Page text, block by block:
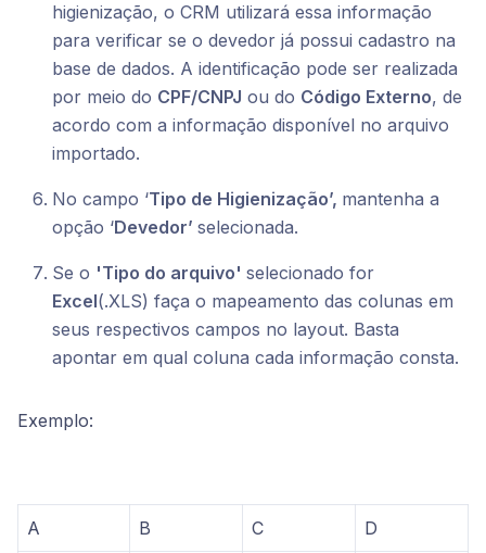
higienização, o CRM utilizará essa informação
para verificar se o devedor já possui cadastro na
base de dados. A identificação pode ser realizada
por meio do CPF/CNPJ ou do Código Externo, de
acordo com a informação disponível no arquivo
importado.
No campo ‘Tipo de Higienização’, mantenha a
opção ‘Devedor’ selecionada.
Se o 'Tipo do arquivo' selecionado for
Excel(.XLS) faça o mapeamento das colunas em
seus respectivos campos no layout. Basta
apontar em qual coluna cada informação consta.
Exemplo:
A B C D